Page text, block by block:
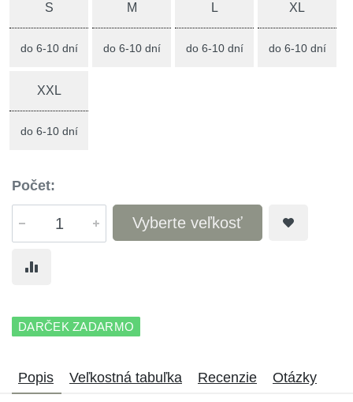
S
do 6-10 dní
M
do 6-10 dní
L
do 6-10 dní
XL
do 6-10 dní
XXL
do 6-10 dní
Počet:
Vyberte veľkosť
DARČEK ZADARMO
Popis Veľkostná tabuľka Recenzie Otázky